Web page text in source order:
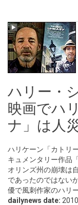
ハリー・
映画でハ
ナ」は人
ハリケーン「カトリ
キュメンタリー作品
オリンズ州の崩壊は
であったのではない
優で風刺作家のハリ
dailynews date: